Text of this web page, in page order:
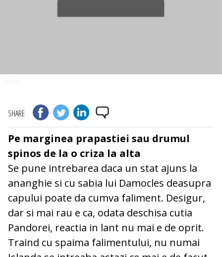
SHARE
Pe marginea prapastiei sau drumul
spinos de la o criza la alta
Se pune intrebarea daca un stat ajuns la
ananghie si cu sabia lui Damocles deasupra
capului poate da cumva faliment. Desigur,
dar si mai rau e ca, odata deschisa cutia
Pandorei, reactia in lant nu mai e de oprit.
Traind cu spaima falimentului, nu numai